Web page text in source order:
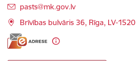
E-pasts:
pasts@mk.gov.lv
Brīvības bulvāris 36, Rīga, LV-1520